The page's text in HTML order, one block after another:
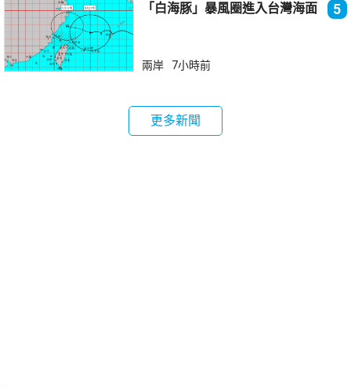
「白海豚」暴風圈進入台灣海面 5
兩岸 7小時前
更多新聞